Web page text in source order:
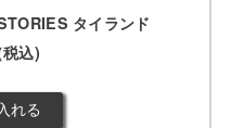
タイランド
込)